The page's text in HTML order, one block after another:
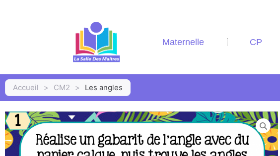
Maternelle CP
Accueil > CM2 > Les angles